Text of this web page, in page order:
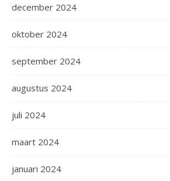
december 2024
oktober 2024
september 2024
augustus 2024
juli 2024
maart 2024
januari 2024